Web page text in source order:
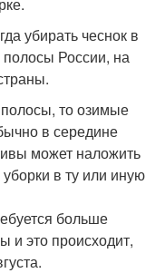
убирать чеснок в
России, на
полосы, то озимые
в середине
может наложить
в ту или иную
больше
и это происходит,